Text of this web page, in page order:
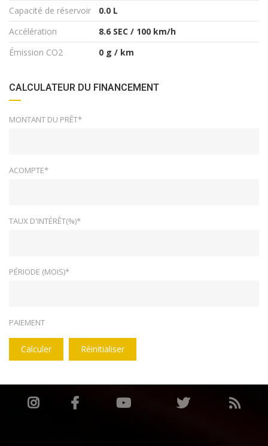
Capacité de réservoir
0.0 L
Accélération
8.6 SEC / 100 km/h
Émission CO2
0 g / km
CALCULATEUR DU FINANCEMENT
MONTANT DU PRÊT*
ACOMPTE*
TAUX D'INTÉRÊT(%)*
PÉRIODE (MOIS)*
PAIEMENT
Calculer Réinitialiser